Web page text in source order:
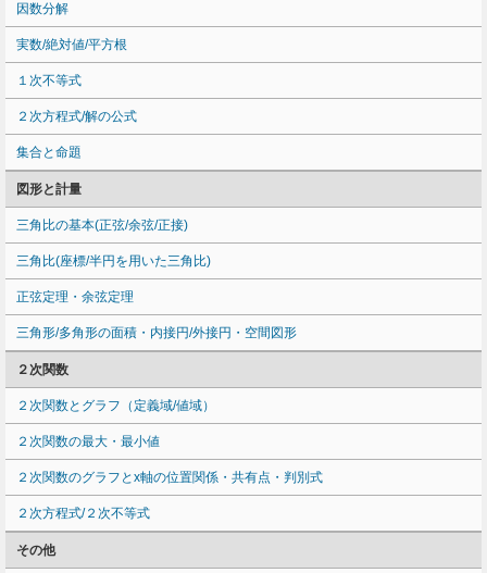
因数分解
実数/絶対値/平方根
１次不等式
２次方程式/解の公式
集合と命題
図形と計量
三角比の基本(正弦/余弦/正接)
三角比(座標/半円を用いた三角比)
正弦定理・余弦定理
三角形/多角形の面積・内接円/外接円・空間図形
２次関数
２次関数とグラフ（定義域/値域）
２次関数の最大・最小値
２次関数のグラフとx軸の位置関係・共有点・判別式
２次方程式/２次不等式
その他